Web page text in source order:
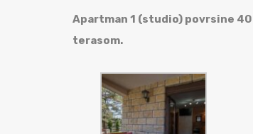
Apartman 1 (studio) povrsine
terasom.